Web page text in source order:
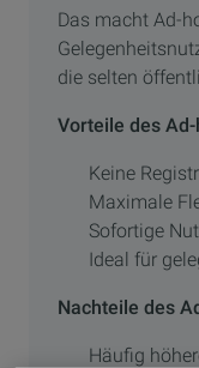
Das macht Ad-
die selten
Vorteile des
Keine
Maximale
Sofortige
Ideal für
Nachteile des
Häufig